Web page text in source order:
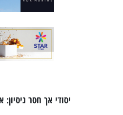
יסודי אך חסר